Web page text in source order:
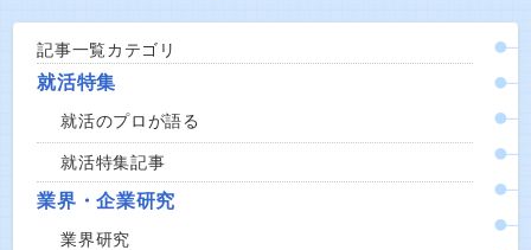
記事一覧カテゴリ
就活特集
就活のプロが語る
就活特集記事
業界・企業研究
業界研究